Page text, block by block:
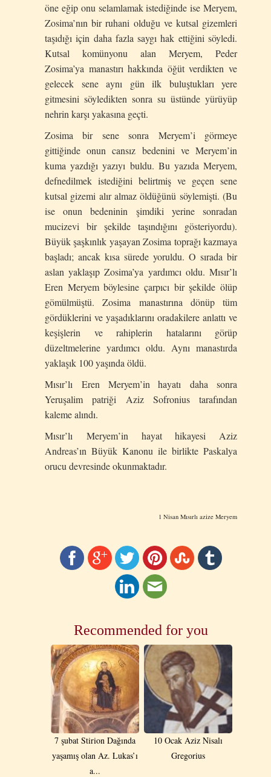
öne eğip onu selamlamak istediğinde ise Meryem,
Zosima’nın bir ruhani olduğu ve kutsal gizemleri
taşıdığı için daha fazla saygı hak ettiğini söyledi.
Kutsal komünyonu alan Meryem, Peder
Zosima’ya manastırı hakkında öğüt verdikten ve
gelecek sene aynı gün ilk buluştukları yere
gitmesini söyledikten sonra su üstünde yürüyüp
nehrin karşı yakasına geçti.
Zosima bir sene sonra Meryem’i görmeye
gittiğinde onun cansız bedenini ve Meryem’in
kuma yazdığı yazıyı buldu. Bu yazıda Meryem,
defnedilmek istediğini belirtmiş ve geçen sene
kutsal gizemi alır almaz öldüğünü söylemişti. (Bu
ise onun bedeninin şimdiki yerine sonradan
mucizevi bir şekilde taşındığını gösteriyordu).
Büyük şaşkınlık yaşayan Zosima toprağı kazmaya
başladı; ancak kısa sürede yoruldu. O sırada bir
aslan yaklaşıp Zosima’ya yardımcı oldu. Mısır’lı
Eren Meryem böylesine çarpıcı bir şekilde ölüp
gömülmüştü. Zosima manastırına dönüp tüm
gördüklerini ve yaşadıklarını oradakilere anlattı ve
keşişlerin ve rahiplerin hatalarını görüp
düzeltmelerine yardımcı oldu. Aynı manastırda
yaklaşık 100 yaşında öldü.
Mısır’lı Eren Meryem’in hayatı daha sonra
Yeruşalim patriği Aziz Sofronius tarafından
kaleme alındı.
Mısır’lı Meryem’in hayat hikayesi Aziz
Andreas’ın Büyük Kanonu ile birlikte Paskalya
orucu devresinde okunmaktadır.
1 Nisan Μısırlı azize Meryem
Recommended for you
7 şubat Stirion Dağında
yaşamış olan Az. Lukas’ı
a...
10 Ocak Aziz Nisalı
Gregorius